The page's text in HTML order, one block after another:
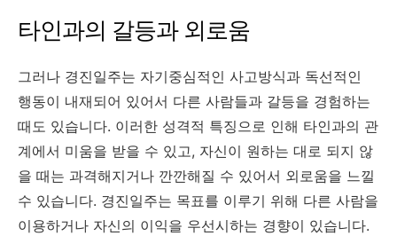
타인과의 갈등과 외로움
그러나 경진일주는 자기중심적인 사고방식과 독선적인
행동이 내재되어 있어서 다른 사람들과 갈등을 경험하는
때도 있습니다. 이러한 성격적 특징으로 인해 타인과의 관
계에서 미움을 받을 수 있고, 자신이 원하는 대로 되지 않
을 때는 과격해지거나 깐깐해질 수 있어서 외로움을 느낄
수 있습니다. 경진일주는 목표를 이루기 위해 다른 사람을
이용하거나 자신의 이익을 우선시하는 경향이 있습니다.